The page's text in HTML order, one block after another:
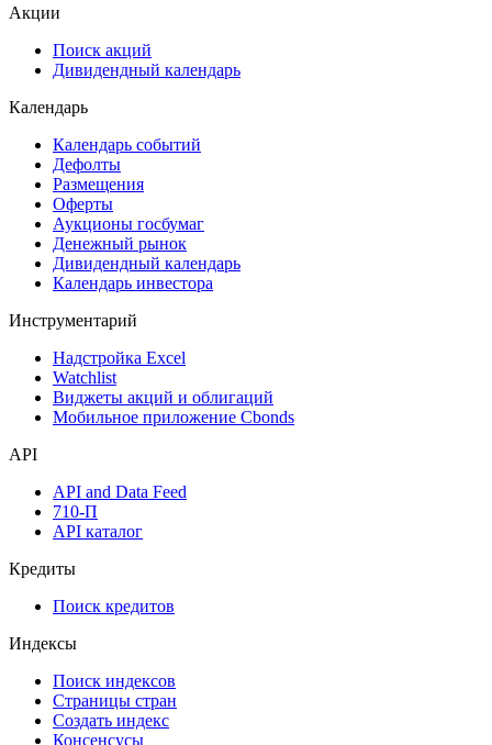
ESG
Самые популярные облигации на Cbonds.ru
Дивидендный календарь
Календарь
Календарь событий
Дефолты
Размещения
Оферты
Денежный рынок
Календарь инвестора
Инструментарий
Мобильное приложение Cbonds
API
API and Data Feed
API каталог
Кредиты
Поиск кредитов
Индексы